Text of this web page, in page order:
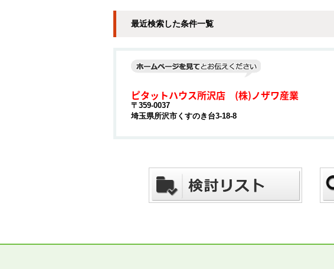
最近検索した条件一覧
ピタットハウス所沢店 (株)ノザワ産業
〒359-0037
埼玉県所沢市くすのき台3-18-8